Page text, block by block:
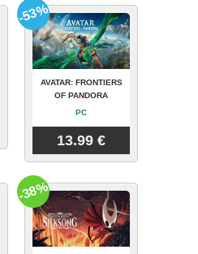
AVATAR: FRONTIERS
OF PANDORA
PC
13.99 €
-53%
-38%